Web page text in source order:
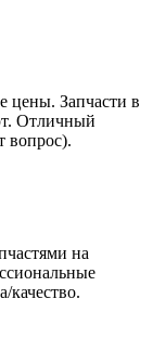
цены. Запчасти в
Отличный
вопрос).
на
качество.